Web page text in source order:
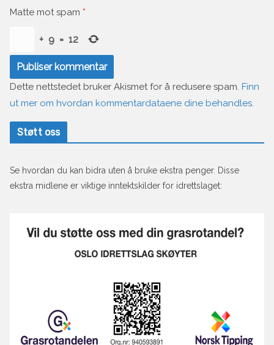
Matte mot spam *
+ 9 = 12
Dette nettstedet bruker Akismet for å redusere spam. Finn
ut mer om hvordan kommentardataene dine behandles.
Støtt oss
Se hvordan du kan bidra uten å bruke ekstra penger. Disse
ekstra midlene er viktige inntektskilder for idrettslaget: